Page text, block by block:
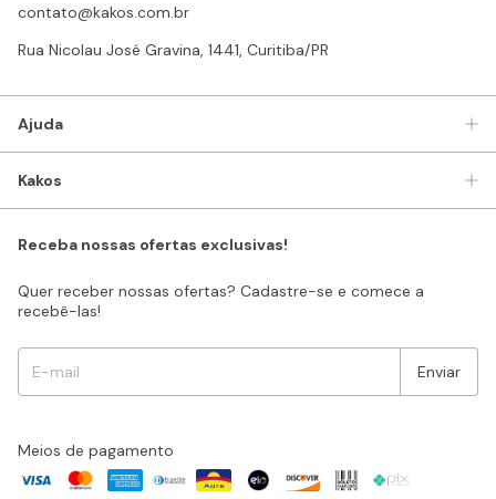
contato@kakos.com.br
Rua Nicolau José Gravina, 1441, Curitiba/PR
Ajuda
Kakos
Receba nossas ofertas exclusivas!
Quer receber nossas ofertas? Cadastre-se e comece a
recebê-las!
Meios de pagamento